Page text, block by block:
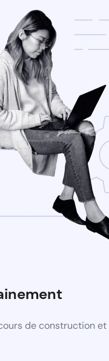
de construction